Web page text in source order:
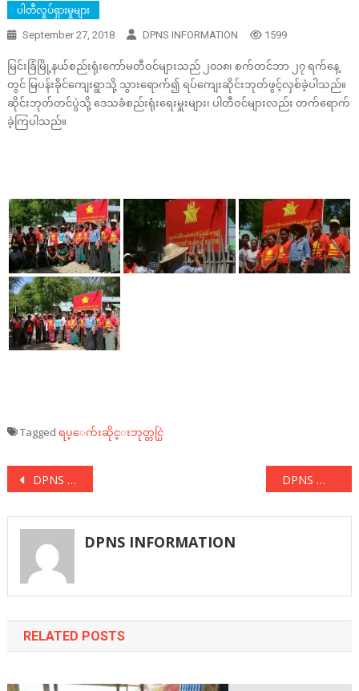
ပါတီလှုပ်ရှားမှုများ
September 27, 2018 DPNS INFORMATION 1599
မြင်းခြံမြို့နယ်စည်းရုံးကော်မတီဝင်များသည် ၂၀၁၈၊ စက်တင်ဘာ ၂၇ ရက်နေ့
တွင် မြပန်းခိုင်ကျေးရွာသို့ သွားရောက်၍ ရပ်ကျေးဆိုင်းဘုတ်ဖွင့်လှစ်ခဲ့ပါသည်။
ဆိုင်းဘုတ်တင်ပွဲသို့ ဒေသခံစည်းရုံးရေးမှူးများ၊ ပါတီဝင်များလည်း တက်ရောက်
ခဲ့ကြပါသည်။
Tagged ရပ္ေက်းဆိုင္းဘုတ္တင္ပြဲ
Post
navigation
DPNS ရွေးကောက်ပွဲအောင်နိုင်ရေး လူထုစည်းရုံးရေးခရီးစဉ် DPNS ရွေးကောက်ပွဲအောင်နိုင်ရေး ကျေးလက်ခရီး
DPNS INFORMATION
RELATED POSTS